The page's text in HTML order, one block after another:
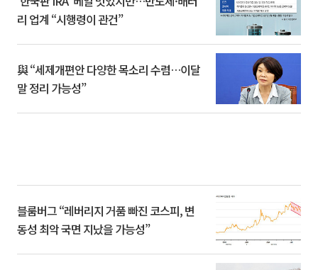
리 업계 “시행령이 관건”
與 “세제개편안 다양한 목소리 수렴…이달
말 정리 가능성”
블룸버그 “레버리지 거품 빠진 코스피, 변
동성 최악 국면 지났을 가능성”